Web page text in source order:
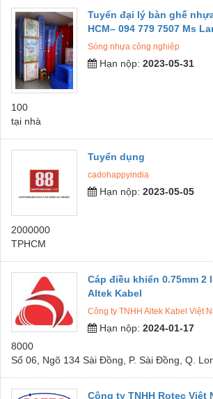
Tuyển đại lý bàn ghế
HCM– 094 779 7507 Ms
Sóng nhựa công nghiệp
Hạn nộp: 2023-05-31
100
tại nhà
Tuyển dụng
cadohappyindia
Hạn nộp: 2023-05-05
2000000
TPHCM
Cáp điều khiển 0.75mm 2
Altek Kabel
Công ty TNHH Altek Kabel Việt
Hạn nộp: 2024-01-17
8000
Số 06, Ngõ 134 Sài Đồng, P. Sài Đồng, Q.
Công ty TNHH Rotec Việt